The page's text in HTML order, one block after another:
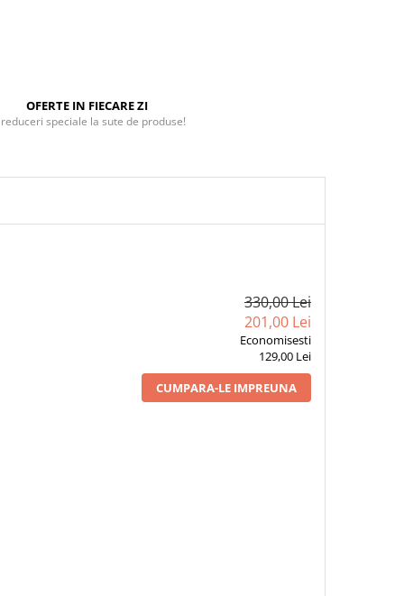
OFERTE IN FIECARE ZI
speciale la sute de produse!
330,00 Lei
201,00 Lei
Economisesti
129,00 Lei
CUMPARA-LE IMPREUNA